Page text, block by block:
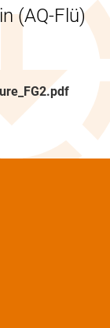
(AQ-Flü)